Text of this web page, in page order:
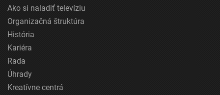
Ako si naladiť televíziu
Organizačná štruktúra
História
Kariéra
Rada
Úhrady
Kreatívne centrá